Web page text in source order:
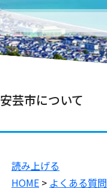
安芸市について
読み上げる
HOME > よくある質問